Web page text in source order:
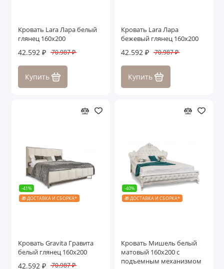
Кровать Lara Лара белый
глянец 160х200
42.592 ₽ 70.987 ₽
Купить
Кровать Lara Лара
бежевый глянец 160х200
42.592 ₽ 70.987 ₽
Купить
-41%
🎁 ДОСТАВКА И СБОРКА*
Кровать Gravita Гравита
белый глянец 160х200
42.592 ₽ 70.987 ₽
-40%
🎁 ДОСТАВКА И СБОРКА*
Кровать Мишель белый
матовый 160х200 с
подъемным механизмом